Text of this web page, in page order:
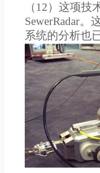
（12）这项
SewerRadar
系统的分析也